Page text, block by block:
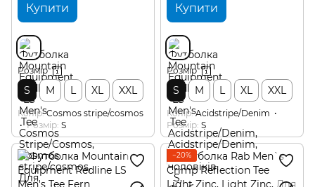
Купити
Розмір
S M L XL XXL
Колір Cosmos stripe/cosmos
Розмір S
Купити
Розмір
S M L XL XXL
Колір Acidstripe/Denim
Розмір S
−20%